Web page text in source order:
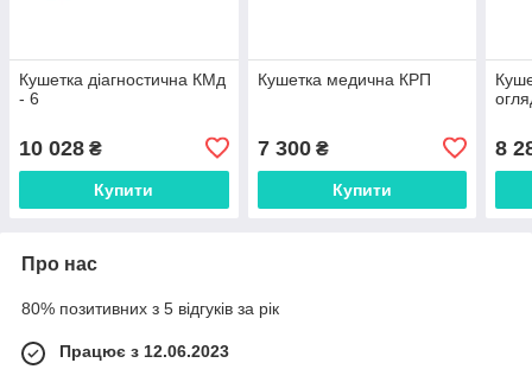
Кушетка діагностична КМд
- 6
10 028 ₴
Купити
Кушетка медична КРП
7 300₴
Купити
8
Про нас
80% позитивних з 5 відгуків за рік
Працює з 12.06.2023